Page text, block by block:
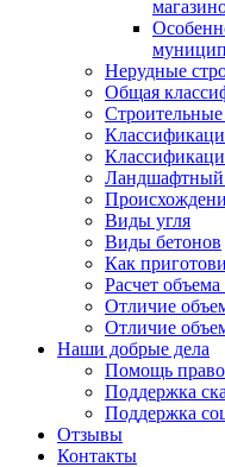
Нерудные
Общая
Ландшафтный
Виды угля
Виды бетонов
Как
Расчет
Отличие
Отличие
Наши добрые дела
Помощь
Поддержка
Поддержка
Отзывы
Контакты